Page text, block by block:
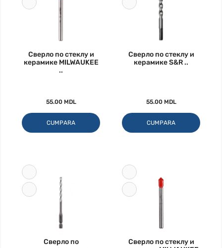
Сверло по стеклу и
керамике MILWAUKEE
..
55.00 MDL
CUMPARA
Сверло по стеклу и
керамике S&R ..
55.00 MDL
CUMPARA
Сверло по
Сверло по стеклу и